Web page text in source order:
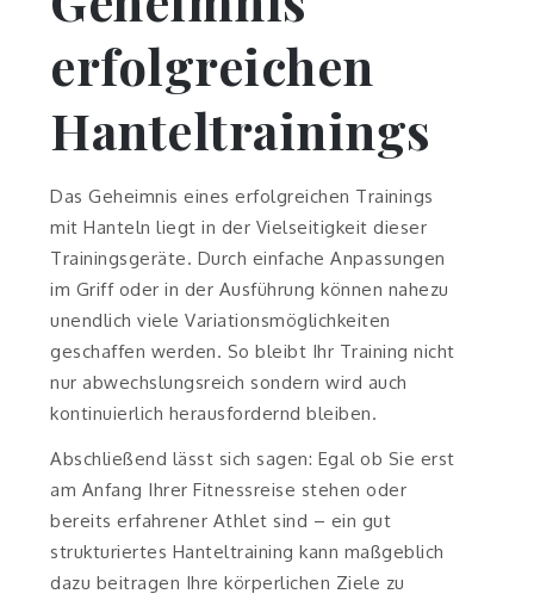
erfolgreichen
Hanteltrainings
Das Geheimnis eines erfolgreichen Trainings
mit Hanteln liegt in der Vielseitigkeit dieser
Trainingsgeräte. Durch einfache Anpassungen
im Griff oder in der Ausführung können nahezu
unendlich viele Variationsmöglichkeiten
geschaffen werden. So bleibt Ihr Training nicht
nur abwechslungsreich sondern wird auch
kontinuierlich herausfordernd bleiben.
Abschließend lässt sich sagen: Egal ob Sie erst
am Anfang Ihrer Fitnessreise stehen oder
bereits erfahrener Athlet sind – ein gut
strukturiertes Hanteltraining kann maßgeblich
dazu beitragen Ihre körperlichen Ziele zu